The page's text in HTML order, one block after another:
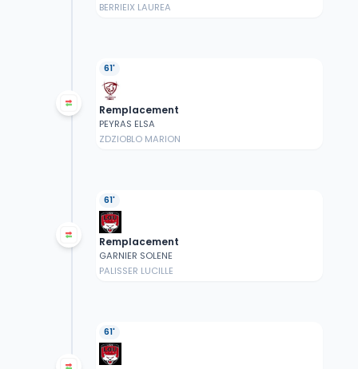
BERRIEIX LAUREA
61'
Remplacement
PEYRAS ELSA
ZDZIOBLO MARION
61'
Remplacement
GARNIER SOLENE
PALISSER LUCILLE
61'